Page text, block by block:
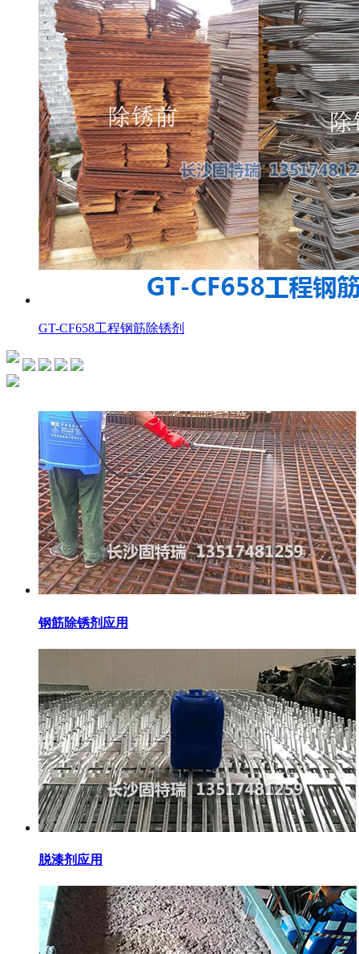
GT-CF658工程钢筋除锈剂
钢筋除锈剂应用
脱漆剂应用